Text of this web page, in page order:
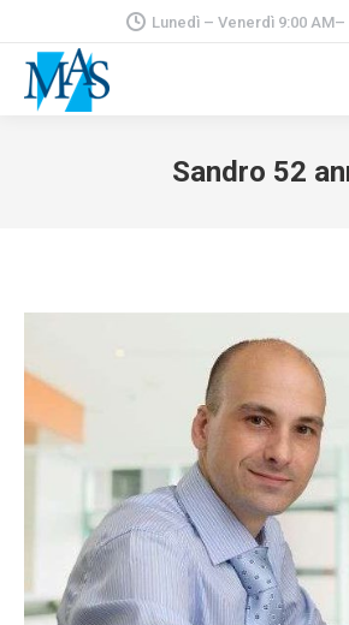
Lunedì – Venerdì 9:00 AM–
Sandro 52